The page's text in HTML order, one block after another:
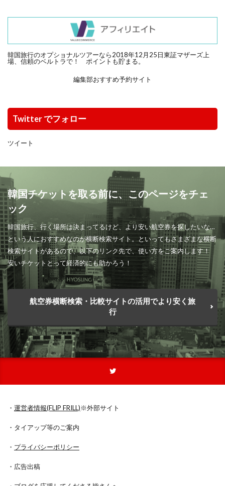
韓国旅行のオプショナルツアーなら2018年12月25日東証マザーズ上
場、信頼のベルトラで！ ポイントも貯まる。
編集部おすすめ予約サイト
Twitter でフォロー
ツイート
韓国チケットを取る前に、このページをチェ
ック
韓国旅行、行く場所は決まってるけど、より安い航空券を探したいな…
という人におすすめなのが横断検索サイト。といってもさまざまな横断
検索サイトがあるので、以下のリンク先で、使い方をご案内します！
安いチケットとって経済的にも助かろう！
航空券横断検索・比較サイトの活用でより安く旅
行
・ 運営者情報(FLIP FRILL)※外部サイト
・タイアップ等のご案内
・ プライバシーポリシー
・広告出稿